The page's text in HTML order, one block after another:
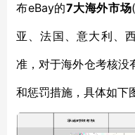
布eBay的7大海外市场
亚、法国、意大利、
准，对于海外仓考核没
和惩罚措施，具体如下